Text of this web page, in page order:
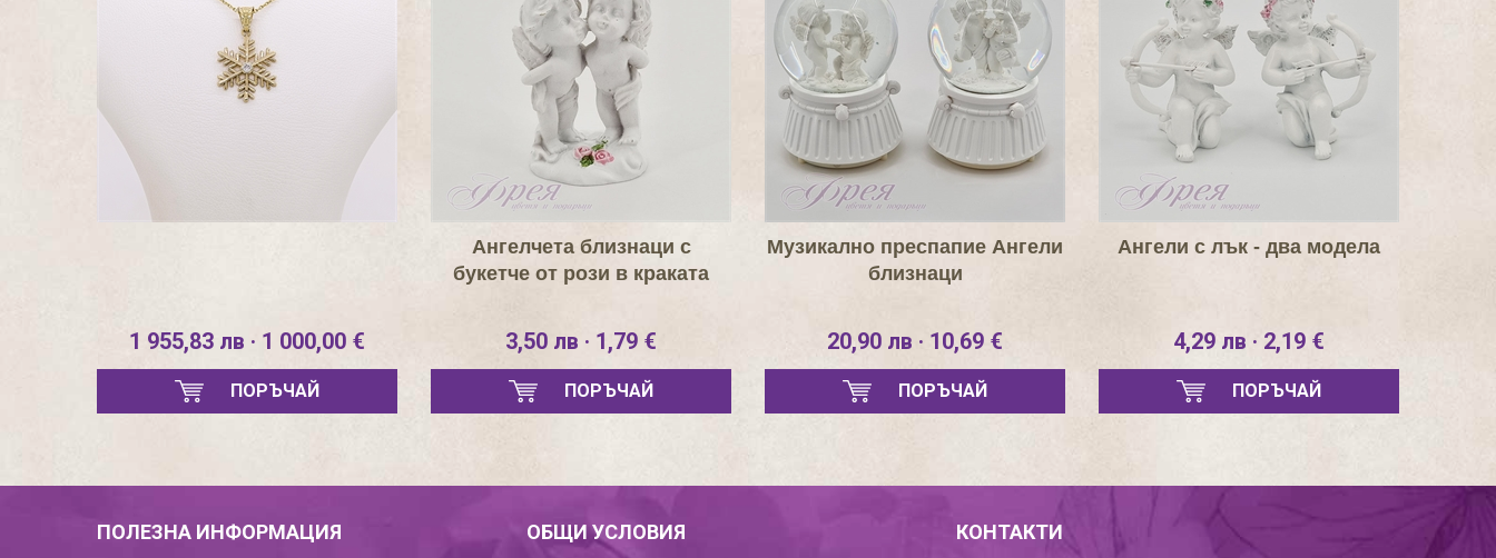
1 955,83 лв · 1 000,00 €
ПОРЪЧАЙ
Ангелчета близнаци с
букетче от рози в краката
3,50 лв · 1,79 €
ПОРЪЧАЙ
Музикално преспапие Ангели
близнаци
20,90 лв · 10,69 €
ПОРЪЧАЙ
Ангели с лък - два модела
4,29 лв · 2,19 €
ПОРЪЧАЙ
ПОЛЕЗНА ИНФОРМАЦИЯ ОБЩИ УСЛОВИЯ КОНТАКТИ